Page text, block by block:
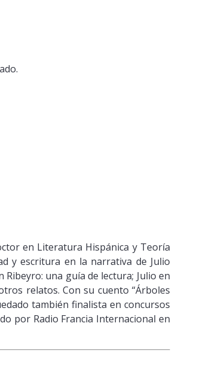
en Literatura Hispánica y Teoría
y escritura en la narrativa de Julio
Ribeyro: una guía de lectura; Julio en
relatos. Con su cuento “Árboles
también finalista en concursos
por Radio Francia Internacional en